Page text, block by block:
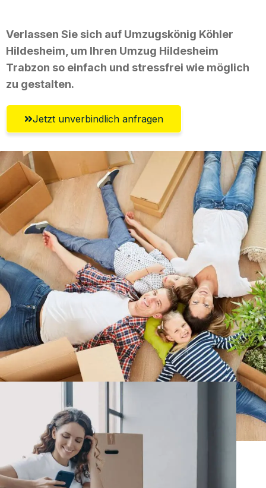
Verlassen Sie sich auf Umzugskönig Köhler
Hildesheim, um Ihren Umzug Hildesheim
Trabzon so einfach und stressfrei wie möglich
zu gestalten.
Jetzt unverbindlich anfragen